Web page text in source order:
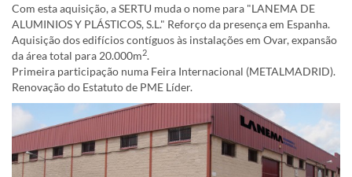
Com esta aquisição, a SERTU muda o nome para "LANEMA DE
ALUMINIOS Y PLÁSTICOS, S.L." Reforço da presença em Espanha.
Aquisição dos edifícios contíguos às instalações em Ovar, expansão
da área total para 20.000m2.
Primeira participação numa Feira Internacional (METALMADRID).
Renovação do Estatuto de PME Líder.